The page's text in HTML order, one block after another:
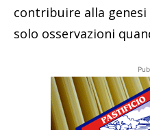
contribuire alla
solo osservazioni